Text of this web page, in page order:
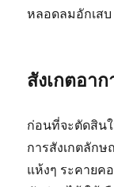
หลอดลมอักเสบ
สังเกตอา
ก่อนที่จะตัดสิน
การสังเกตลัก
แห้งๆ ระคายค